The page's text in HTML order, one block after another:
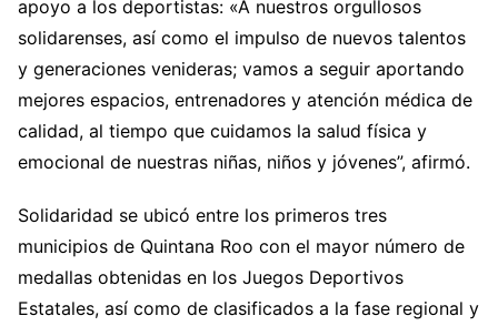
apoyo a los deportistas: «A nuestros orgullosos
solidarenses, así como el impulso de nuevos talentos
y generaciones venideras; vamos a seguir aportando
mejores espacios, entrenadores y atención médica de
calidad, al tiempo que cuidamos la salud física y
emocional de nuestras niñas, niños y jóvenes”, afirmó.
Solidaridad se ubicó entre los primeros tres
municipios de Quintana Roo con el mayor número de
medallas obtenidas en los Juegos Deportivos
Estatales, así como de clasificados a la fase regional y